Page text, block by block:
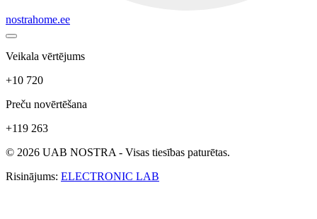
nostrahome.ee
Veikala vērtējums
+10 720
Preču novērtēšana
+119 263
© 2026 UAB NOSTRA - Visas tiesības paturētas.
Risinājums: ELECTRONIC LAB